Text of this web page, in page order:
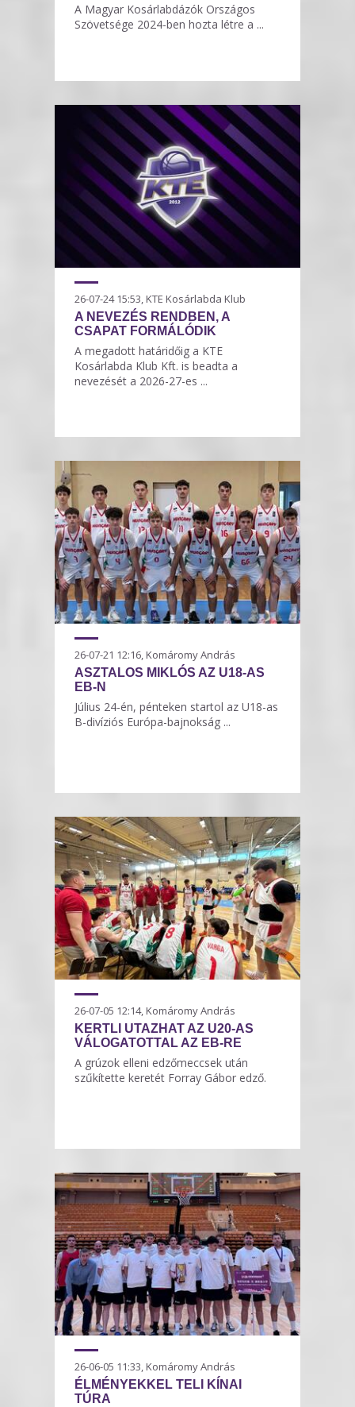
A Magyar Kosárlabdázók Országos
Szövetsége 2024-ben hozta létre a ...
26-07-24 15:53, KTE Kosárlabda Klub
A NEVEZÉS RENDBEN, A
CSAPAT FORMÁLÓDIK
A megadott határidőig a KTE
Kosárlabda Klub Kft. is beadta a
nevezését a 2026-27-es ...
26-07-21 12:16, Komáromy András
ASZTALOS MIKLÓS AZ U18-AS
EB-N
Július 24-én, pénteken startol az U18-as
B-divíziós Európa-bajnokság ...
26-07-05 12:14, Komáromy András
KERTLI UTAZHAT AZ U20-AS
VÁLOGATOTTAL AZ EB-RE
A grúzok elleni edzőmeccsek után
szűkítette keretét Forray Gábor edző.
26-06-05 11:33, Komáromy András
ÉLMÉNYEKKEL TELI KÍNAI
TÚRA